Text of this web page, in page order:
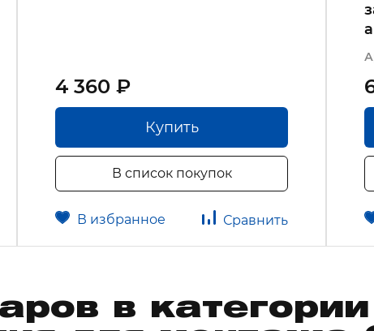
4 360 ₽
Купить
В список покупок
В избранное Сравнить
в